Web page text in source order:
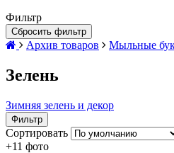
Фильтр
Сбросить фильтр
Архив товаров Мыльные
Зелень
Зимняя зелень и декор
Фильтр
Сортировать
+11 фото